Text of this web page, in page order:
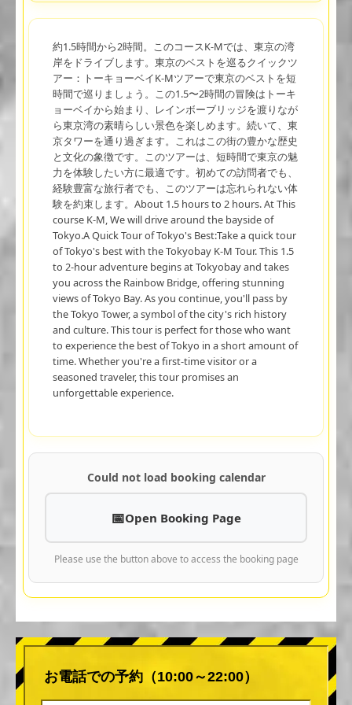
約1.5時間から2時間。このコースK-Mでは、東京の湾
岸をドライブします。東京のベストを巡るクイックツ
アー：トーキョーベイK-Mツアーで東京のベストを短
時間で巡りましょう。この1.5〜2時間の冒険はトーキ
ョーベイから始まり、レインボーブリッジを渡りなが
ら東京湾の素晴らしい景色を楽しめます。続いて、東
京タワーを通り過ぎます。これはこの街の豊かな歴史
と文化の象徴です。このツアーは、短時間で東京の魅
力を体験したい方に最適です。初めての訪問者でも、
経験豊富な旅行者でも、このツアーは忘れられない体
験を約束します。About 1.5 hours to 2 hours. At This
course K-M, We will drive around the bayside of
Tokyo.A Quick Tour of Tokyo's Best:Take a quick tour
of Tokyo's best with the Tokyobay K-M Tour. This 1.5
to 2-hour adventure begins at Tokyobay and takes
you across the Rainbow Bridge, offering stunning
views of Tokyo Bay. As you continue, you'll pass by
the Tokyo Tower, a symbol of the city's rich history
and culture. This tour is perfect for those who want
to experience the best of Tokyo in a short amount of
time. Whether you're a first-time visitor or a
seasoned traveler, this tour promises an
unforgettable experience.
Could not load booking calendar
Open Booking Page
Please use the button above to access the booking page
お電話での予約（10:00～22:00）